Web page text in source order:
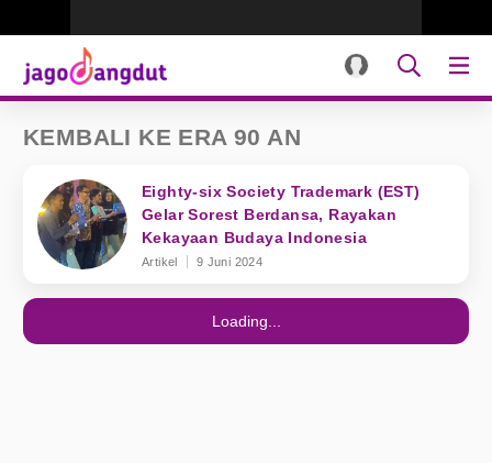
KEMBALI KE ERA 90 AN
Eighty-six Society Trademark (EST)
Gelar Sorest Berdansa, Rayakan
Kekayaan Budaya Indonesia
Artikel 9 Juni 2024
Loading...